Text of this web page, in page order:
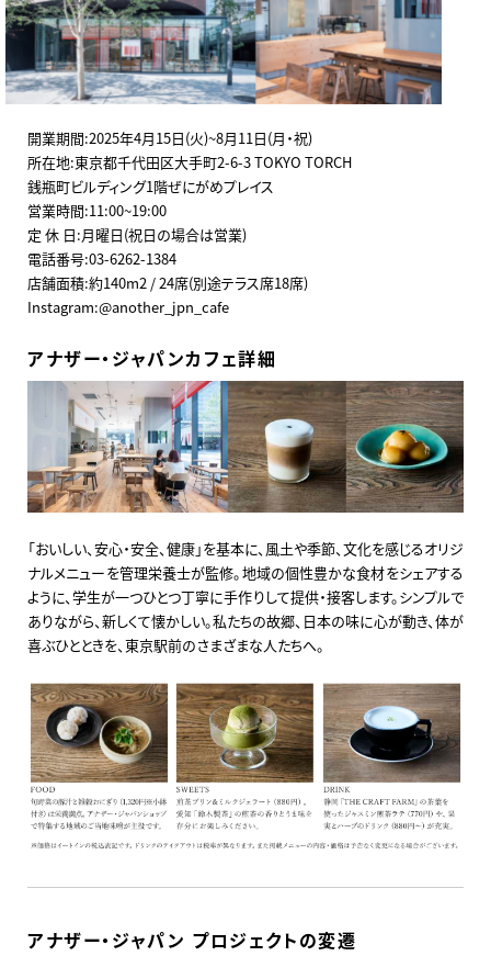
開業期間:2025年4月15日(火)~8月11日(月・祝)
所在地:東京都千代田区大手町2-6-3 TOKYO TORCH
銭瓶町ビルディング1階ぜにがめプレイス
営業時間:11:00~19:00
定 休 日:月曜日(祝日の場合は営業)
電話番号:03-6262-1384
店舗面積:約140m2 / 24席(別途テラス席18席)
Instagram:@another_jpn_cafe
アナザー・ジャパンカフェ詳細
「おいしい、安心・安全、健康」を基本に、風土や季節、文化を感じるオリジ
ナルメニューを管理栄養士が監修。地域の個性豊かな食材をシェアする
ように、学生が一つひとつ丁寧に手作りして提供・接客します。シンプルで
ありながら、新しくて懐かしい。私たちの故郷、日本の味に心が動き、体が
喜ぶひとときを、東京駅前のさまざまな人たちへ。
アナザー・ジャパン プロジェクトの変遷